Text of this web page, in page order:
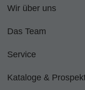
Wir über uns
Das Team
Service
Kataloge &